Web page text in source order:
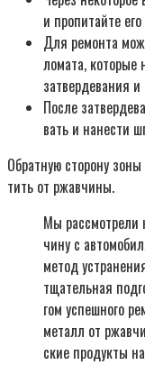
и про­пи­тай­те
Для ремон­та
ло­ма­та, кото­рые
затвер­де­ва­ния
После
вать и нане­сти
Обрат­ную сто­ро­ну
тить от ржав­чи­ны.
Мы рас­смот­ре­ли
чи­ну с
метод
тща­тель­ная
гом успеш­но­го
металл от
ские про­дук­ты